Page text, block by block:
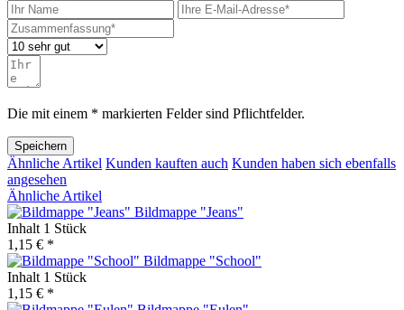
Die mit einem * markierten Felder sind Pflichtfelder.
Speichern
Ähnliche Artikel Kunden kauften auch Kunden haben sich ebenfalls
angesehen
Ähnliche Artikel
Bildmappe "Jeans"
Inhalt 1 Stück
1,15 € *
Bildmappe "School"
Inhalt 1 Stück
1,15 € *